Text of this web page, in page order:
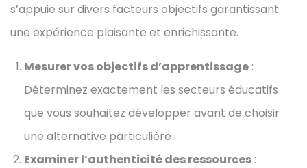
s’appuie sur divers facteurs objectifs garantissant
une expérience plaisante et enrichissante.
Mesurer vos objectifs d’apprentissage :
Déterminez exactement les secteurs éducatifs
que vous souhaitez développer avant de choisir
une alternative particulière
Examiner l’authenticité des ressources :